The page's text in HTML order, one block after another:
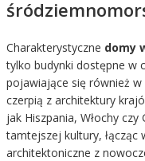
Charakterystyczne domy
tylko budynki dostępne w
pojawiające się również w
czerpią z architektury
jak Hiszpania, Włochy
tamtejszej kultury, łącząc
architektoniczne z